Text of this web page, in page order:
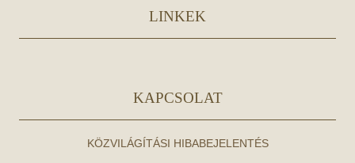
LINKEK
KAPCSOLAT
KÖZVILÁGÍTÁSI HIBABEJELENTÉS